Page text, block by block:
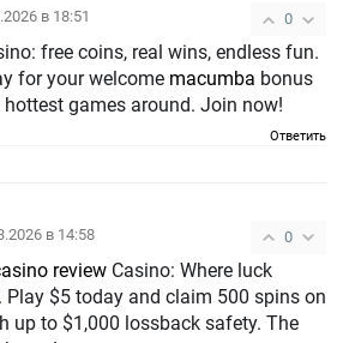
0
в 18:51
free coins, real wins, endless fun.
for your welcome macumba bonus
hottest games around. Join now!
Ответить
0
в 14:58
review Casino: Where luck
Play $5 today and claim 500 spins on
up to $1,000 lossback safety. The